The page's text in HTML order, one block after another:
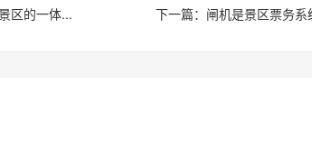
区的一体... 下一篇：闸机是景区票务系